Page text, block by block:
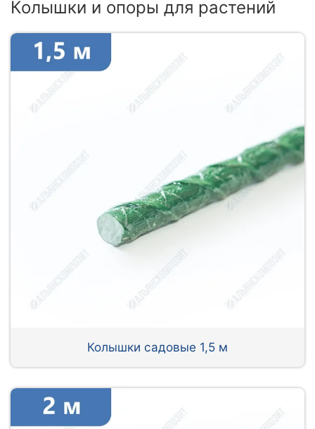
Колышки и опоры для растений
Колышки садовые 1,5 м